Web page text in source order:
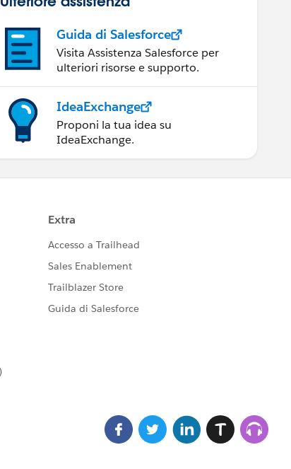
Guida di Salesforce
Visita Assistenza Salesforce per
ulteriori risorse e supporto.
IdeaExchange
Proponi la tua idea su
IdeaExchange.